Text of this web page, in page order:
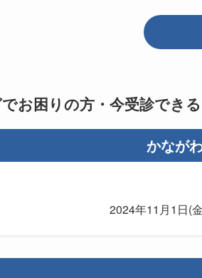
お困りの方・今受診でき
かなが
2024年11月1日(